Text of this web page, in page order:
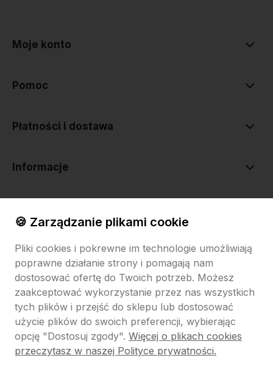
Pokaż filtry
Moje konto
Pomoc
Płatności i dostawa
Informacje
Sklep internetowy Shoper.pl Szablon Shoper Modern 3.0™
GrowCommerce
🍪 Zarządzanie plikami cookie
Pliki cookies i pokrewne im technologie umożliwiają
poprawne działanie strony i pomagają nam
dostosować ofertę do Twoich potrzeb. Możesz
zaakceptować wykorzystanie przez nas wszystkich
tych plików i przejść do sklepu lub dostosować
użycie plików do swoich preferencji, wybierając
opcję "Dostosuj zgody". Więcej o plikach cookies
przeczytasz w naszej Polityce prywatności.